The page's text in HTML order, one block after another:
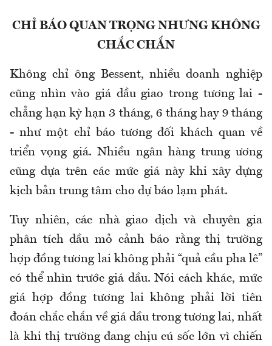
CHỈ BÁO QUAN TRỌNG NHƯNG KHÔNG
CHẮC CHẮN
Không chỉ ông Bessent, nhiều doanh nghiệp
cũng nhìn vào giá dầu giao trong tương lai -
chẳng hạn kỳ hạn 3 tháng, 6 tháng hay 9 tháng
- như một chỉ báo tương đối khách quan về
triển vọng giá. Nhiều ngân hàng trung ương
cũng dựa trên các mức giá này khi xây dựng
kịch bản trung tâm cho dự báo lạm phát.
Tuy nhiên, các nhà giao dịch và chuyên gia
phân tích dầu mỏ cảnh báo rằng thị trường
hợp đồng tương lai không phải “quả cầu pha lê”
có thể nhìn trước giá dầu. Nói cách khác, mức
giá hợp đồng tương lai không phải lời tiên
đoán chắc chắn về giá dầu trong tương lai, nhất
là khi thị trường đang chịu cú sốc lớn vì chiến